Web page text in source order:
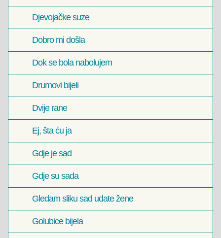
Djevojačke suze
Dobro mi došla
Dok se bola nabolujem
Drumovi bijeli
Dvije rane
Ej, šta ću ja
Gdje je sad
Gdje su sada
Gledam sliku sad udate žene
Golubice bijela